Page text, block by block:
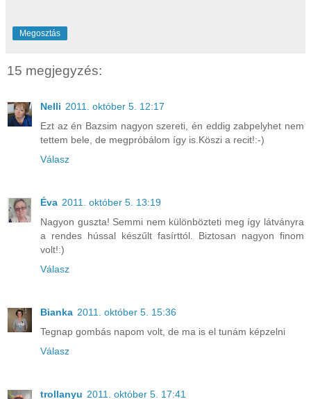
Megosztás
15 megjegyzés:
Nelli 2011. október 5. 12:17
Ezt az én Bazsim nagyon szereti, én eddig zabpelyhet nem
tettem bele, de megpróbálom így is.Köszi a recit!:-)
Válasz
Éva 2011. október 5. 13:19
Nagyon guszta! Semmi nem különbözteti meg így látványra
a rendes hússal készűlt fasírttól. Biztosan nagyon finom
volt!:)
Válasz
Bianka 2011. október 5. 15:36
Tegnap gombás napom volt, de ma is el tunám képzelni
Válasz
trollanyu 2011. október 5. 17:41